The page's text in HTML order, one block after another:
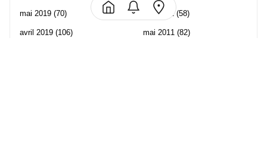
mai 2019 (70)
avril 2019 (106)
juin 2011(58)
mai 2011 (82)